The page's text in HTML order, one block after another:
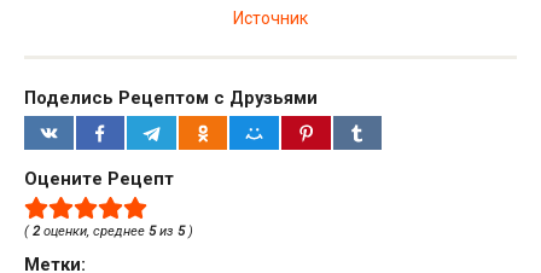
Источник
Поделись Рецептом с Друзьями
Оцените Рецепт
(2оценки, среднее 5из 5)
Метки: